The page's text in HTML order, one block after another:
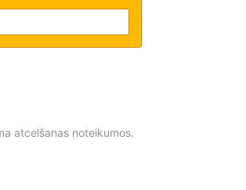
atcelšanas noteikumos.